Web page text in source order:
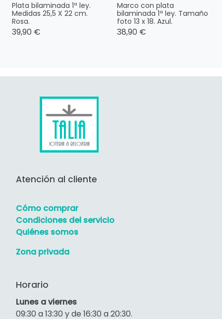
Plata bilaminada 1ª ley.
Medidas 25,5 X 22 cm.
Rosa.
39,90 €
Marco con plata
bilaminada 1ª ley. Tamaño
foto 13 x 18. Azul.
38,90 €
Atención al cliente
Cómo comprar
Condiciones del servicio
Quiénes somos
Zona privada
Horario
Lunes a viernes
09:30 a 13:30 y de 16:30 a 20:30.